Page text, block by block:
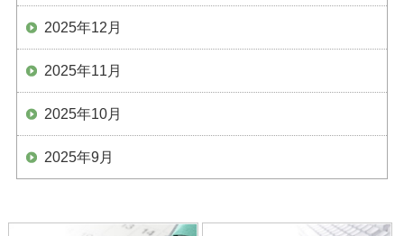
2025年12月
2025年11月
2025年10月
2025年9月